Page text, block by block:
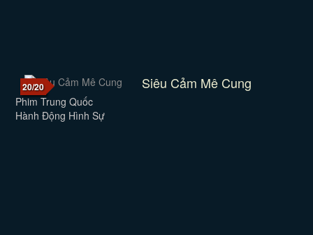
20/20 Siêu Cảm Mê Cung
Phim Trung Quốc
Hành Động Hình Sự